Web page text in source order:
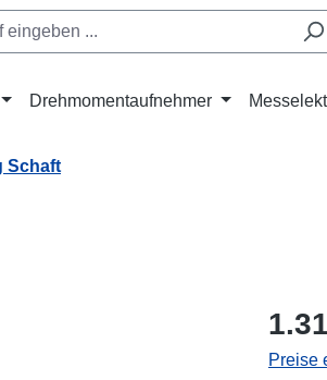
Drehmomentaufnehmer
Schaft
Preise